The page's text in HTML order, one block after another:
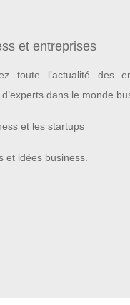
et entreprises
toute l’actualité des
dans le monde
et les startups
et idées business.